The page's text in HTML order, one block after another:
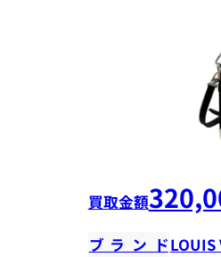
買取金額
ブランドLOUIS